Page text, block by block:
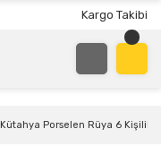
Kargo Takibi
Kütahya Porselen Rüya 6 Kişilik